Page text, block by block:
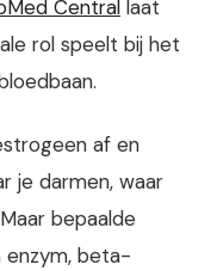
Central laat
rol speelt bij het
af en
je darmen, waar
bepaalde
enzym, beta-